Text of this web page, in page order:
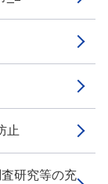
止
研究等の充